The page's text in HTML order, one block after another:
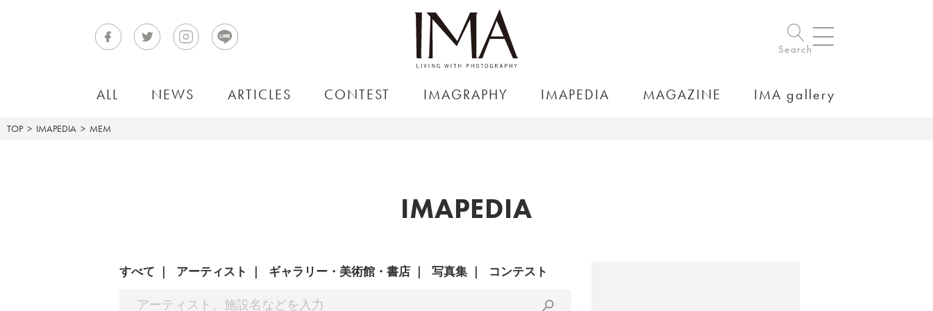
Search
ALL NEWS ARTICLES CONTEST IMAGRAPHY IMAPEDIA MAGAZINE IMA gallery
TOP IMAPEDIA MEM
IMAPEDIA
すべて アーティスト ギャラリー・美術館・書店 写真集 コンテスト